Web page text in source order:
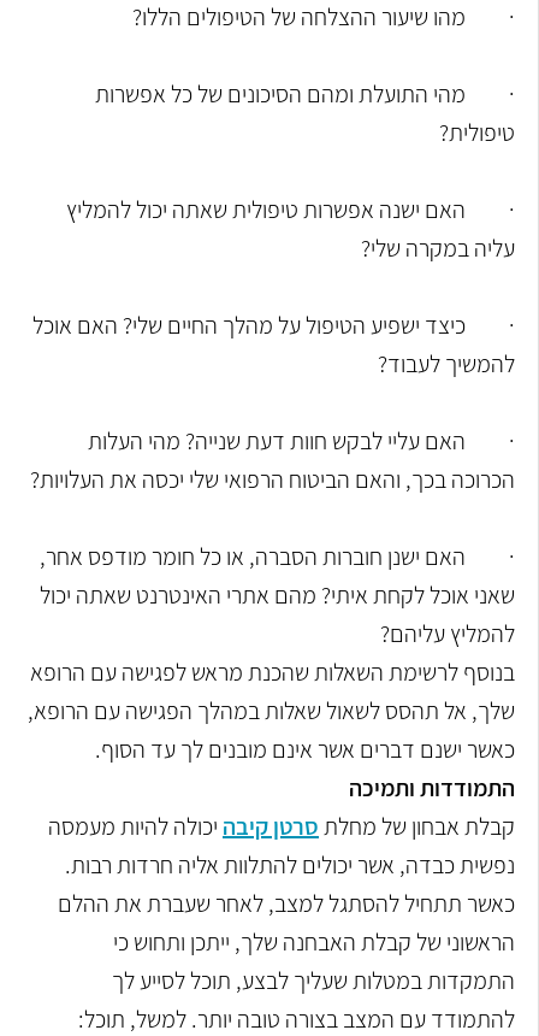
· מהו שיעור ההצלחה של הטיפולים הללו?
·
מהי התועלת ומהם הסיכונים של כל אפשרות
טיפולית?
·
האם ישנה אפשרות טיפולית שאתה יכול להמליץ
עליה במקרה שלי?
·
כיצד ישפיע הטיפול על מהלך החיים שלי? האם אוכל
להמשיך לעבוד?
·
האם עליי לבקש חוות דעת שנייה? מהי העלות
הכרוכה בכך, והאם הביטוח הרפואי שלי יכסה את העלויות?
·
האם ישנן חוברות הסברה, או כל חומר מודפס אחר,
שאני אוכל לקחת איתי? מהם אתרי האינטרנט שאתה יכול
להמליץ עליהם?
בנוסף לרשימת השאלות שהכנת מראש לפגישה עם הרופא
שלך, אל תהסס לשאול שאלות במהלך הפגישה עם הרופא,
כאשר ישנם דברים אשר אינם מובנים לך עד הסוף.
התמודדות ותמיכה
קבלת אבחון של מחלתסרטן קיבה יכולה להיות מעמסה
נפשית כבדה, אשר יכולים להתלוות אליה חרדות רבות.
כאשר תתחיל להסתגל למצב, לאחר שעברת את ההלם
הראשוני של קבלת האבחנה שלך, ייתכן ותחוש כי
התמקדות במטלות שעליך לבצע, תוכל לסייע לך
להתמודד עם המצב בצורה טובה יותר. למשל, תוכל: